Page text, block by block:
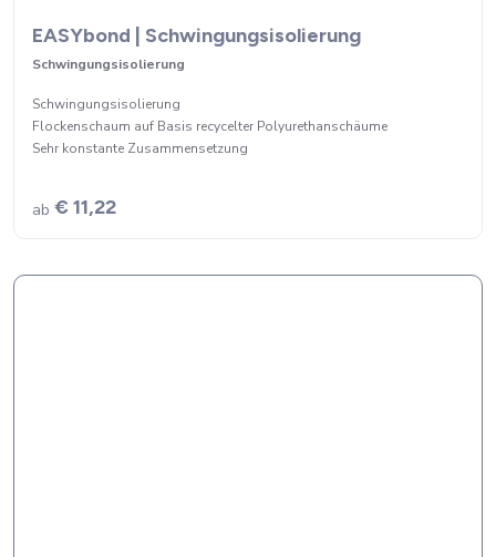
EASYbond | Schwingungsisolierung
Schwingungsisolierung
Schwingungsisolierung
Flockenschaum auf Basis recycelter Polyurethanschäume
Sehr konstante Zusammensetzung
ab € 11,22